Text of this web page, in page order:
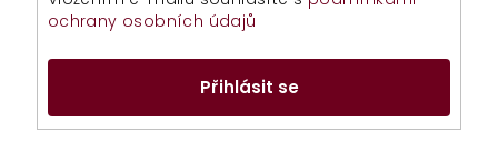
ochrany osobních údajů
Přihlásit se